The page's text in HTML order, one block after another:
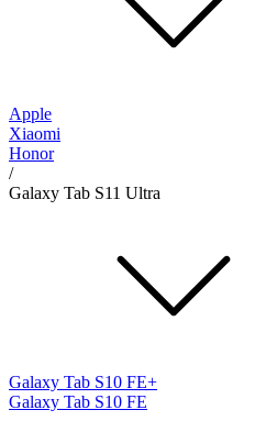
Apple
Xiaomi
Honor
/
Galaxy Tab S11 Ultra
Galaxy Tab S10 FE+
Galaxy Tab S10 FE